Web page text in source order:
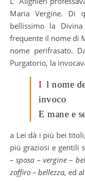
Maria Vergine. Di
bellissimo la
frequente il nome di
nome perifrasato.
Purgatorio, la
I l nome
invoco
E mane e
a Lei dà i più bei
più graziosi e gentili
– sposa – vergine –
zaffiro – bellezza, ed